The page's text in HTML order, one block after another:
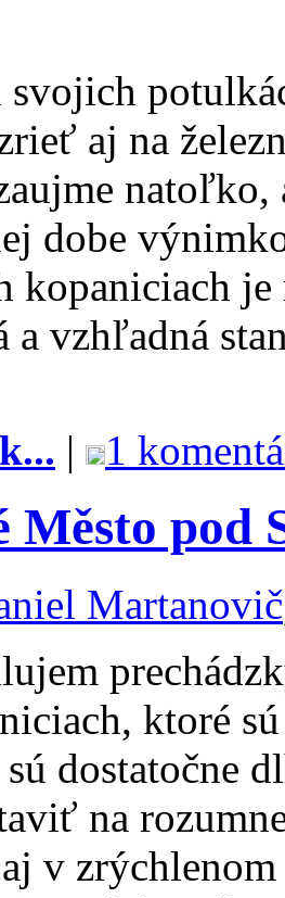
svojich
aj na
natoľko,
dobe
kopaniciach
a vzhľadná
| 1
Město pod
Martanovič
ktoré
dostatočne
na
v zrýchlenom